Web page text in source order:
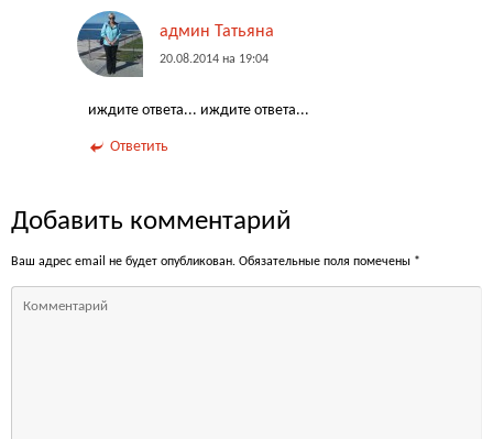
админ Татьяна
20.08.2014 на 19:04
иждите ответа... иждите ответа...
Ответить
Добавить комментарий
Ваш адрес email не будет опубликован. Обязательные поля помечены *